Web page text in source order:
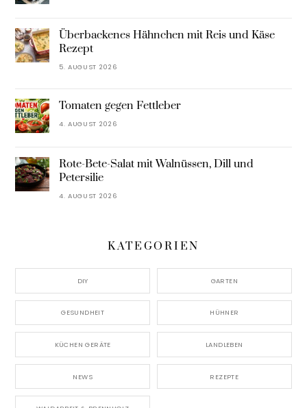
Überbackenes Hähnchen mit Reis und Käse
Rezept
5. AUGUST 2026
Tomaten gegen Fettleber
4. AUGUST 2026
Rote-Bete-Salat mit Walnüssen, Dill und
Petersilie
4. AUGUST 2026
KATEGORIEN
DIY GARTEN
GESUNDHEIT HÜHNER
KÜCHEN GERÄTE LANDLEBEN
NEWS REZEPTE